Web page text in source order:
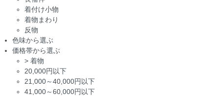
着付け小物
着物まわり
反物
色味から選ぶ
価格帯から選ぶ
> 着物
20,000円以下
21,000～40,000円以下
41,000～60,000円以下